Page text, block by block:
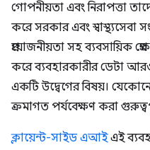
গোপনীয়তা এবং নিরাপত্তা
করে সরকার এবং
প্রয়োজনীয়তা সহ ব্যবসায়িক
করে ব্যবহারকারীর ডেটা
একটি উদ্বেগের বিষয়।
ক্রমাগত পর্যবেক্ষণ করা
ক্লায়েন্ট-সাইড এআইএই